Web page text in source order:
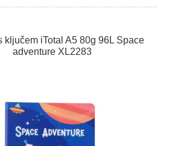
ključem iTotal A5 80g 96L Space
adventure XL2283